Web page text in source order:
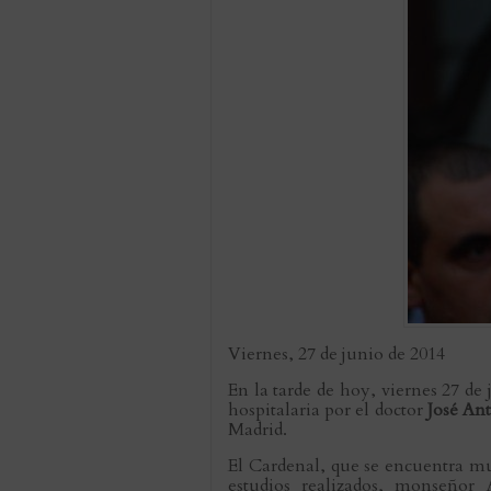
Viernes, 27 de junio de 2014
En la tarde de hoy, viernes 27
hospitalaria por el doctorJosé
Madrid.
El Cardenal, que se encuentra
estudios realizados,